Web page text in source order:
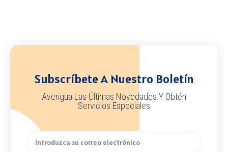
Subscríbete A Nuestro Boletín
Averigua Las Últimas Novedades Y Obtén
Servicios Especiales